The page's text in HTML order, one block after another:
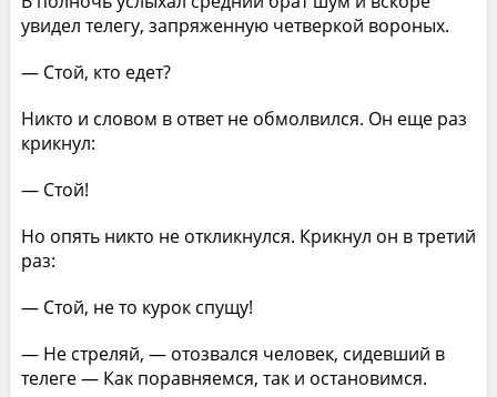
увидел телегу, запряженную четверкой вороных.
— Стой, кто едет?
Никто и словом в ответ не обмолвился. Он еще раз
крикнул:
— Стой!
Но опять никто не откликнулся. Крикнул он в третий
раз:
— Стой, не то курок спущу!
— Не стреляй, — отозвался человек, сидевший в
телеге — Как поравняемся, так и остановимся.